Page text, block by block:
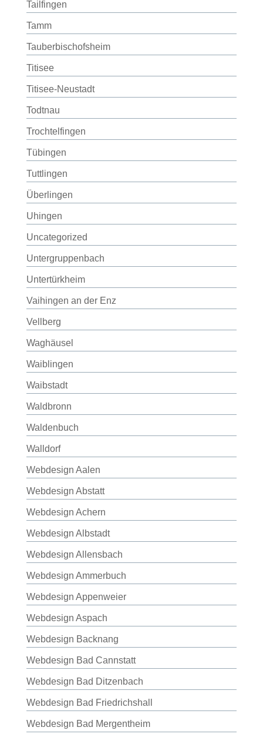
Tailfingen
Tamm
Tauberbischofsheim
Titisee
Titisee-Neustadt
Todtnau
Trochtelfingen
Tübingen
Tuttlingen
Überlingen
Uhingen
Uncategorized
Untergruppenbach
Untertürkheim
Vaihingen an der Enz
Vellberg
Waghäusel
Waiblingen
Waibstadt
Waldbronn
Waldenbuch
Walldorf
Webdesign Aalen
Webdesign Abstatt
Webdesign Achern
Webdesign Albstadt
Webdesign Allensbach
Webdesign Ammerbuch
Webdesign Appenweier
Webdesign Aspach
Webdesign Backnang
Webdesign Bad Cannstatt
Webdesign Bad Ditzenbach
Webdesign Bad Friedrichshall
Webdesign Bad Mergentheim